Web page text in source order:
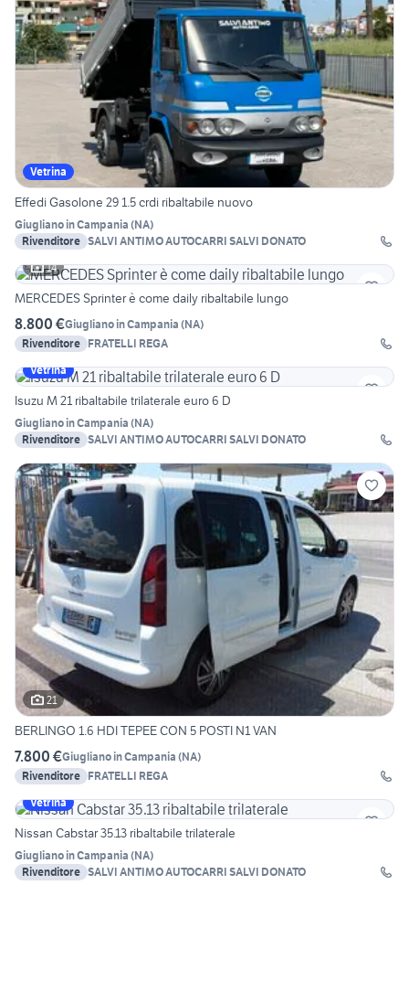
Vetrina
Effedi Gasolone 29 1.5 crdi ribaltabile nuovo
Giugliano in Campania (NA)
Rivenditore SALVI ANTIMO AUTOCARRI SALVI DONATO
14
MERCEDES Sprinter è come daily ribaltabile lungo
8.800 €Giugliano in Campania (NA)
Rivenditore FRATELLI REGA
Vetrina
Isuzu M 21 ribaltabile trilaterale euro 6 D
Giugliano in Campania (NA)
Rivenditore SALVI ANTIMO AUTOCARRI SALVI DONATO
21
BERLINGO 1.6 HDI TEPEE CON 5 POSTI N1 VAN
7.800 €Giugliano in Campania (NA)
Rivenditore FRATELLI REGA
Vetrina
Nissan Cabstar 35.13 ribaltabile trilaterale
Giugliano in Campania (NA)
Rivenditore SALVI ANTIMO AUTOCARRI SALVI DONATO